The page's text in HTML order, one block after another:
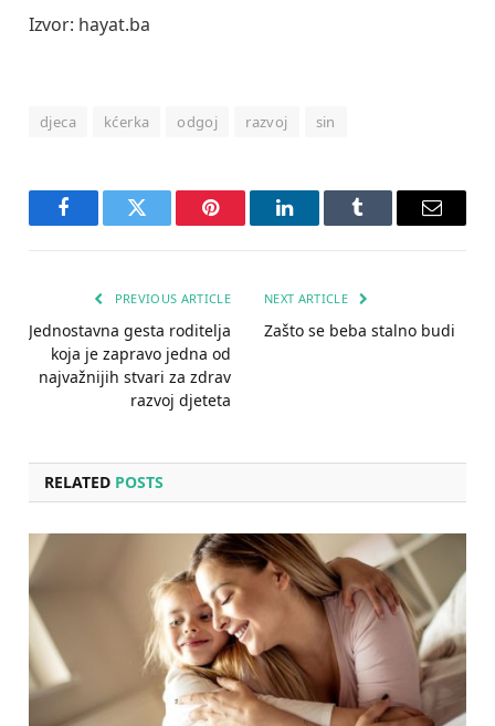
Izvor: hayat.ba
djeca kćerka odgoj razvoj sin
FacebookTwitter Pinterest LinkedInTumblr Email
PREVIOUS ARTICLE
Jednostavna gesta roditelja
koja je zapravo jedna od
najvažnijih stvari za zdrav
razvoj djeteta
NEXT ARTICLE
Zašto se beba stalno budi
RELATED POSTS